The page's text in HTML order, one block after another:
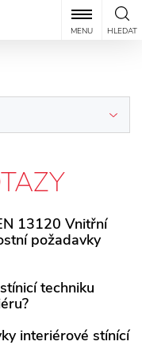
HLEDAT
MENU
13120 Vnitřní
požadavky
národních úrovních
techniku
se norma nevztahuje.
interiérové stínící